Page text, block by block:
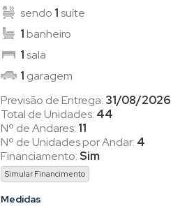
sendo 1 suíte
1banheiro
1 sala
1 garagem
Previsão de Entrega: 31/08/2026
Total de Unidades: 44
Nº de Andares: 11
Nº de Unidades por Andar: 4
Financiamento:Sim
Simular Financimento
Medidas